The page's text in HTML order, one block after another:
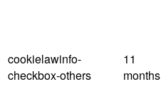
cookielawinfo-
checkbox-others
11
months